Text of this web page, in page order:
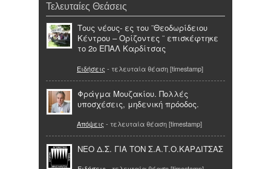
Τελευταίες Θεάσεις
Τους νέους- ες του ¨Θεοδωρίδειου
Κέντρου – Ορίζοντες ¨ επισκέφτηκε
το 2ο ΕΠΑΛ Καρδίτσας
Ειδήσεις - τελευταία θέαση [timestamp]
Φράγμα Μουζακίου. Πολλές
υποσχέσεις, μηδενική πρόοδος.
Απόψεις - τελευταία θέαση [timestamp]
ΝΕΟ Δ.Σ. ΓΙΑ ΤΟΝ Σ.Α.Τ.Ο.ΚΑΡΔΙΤΣΑΣ